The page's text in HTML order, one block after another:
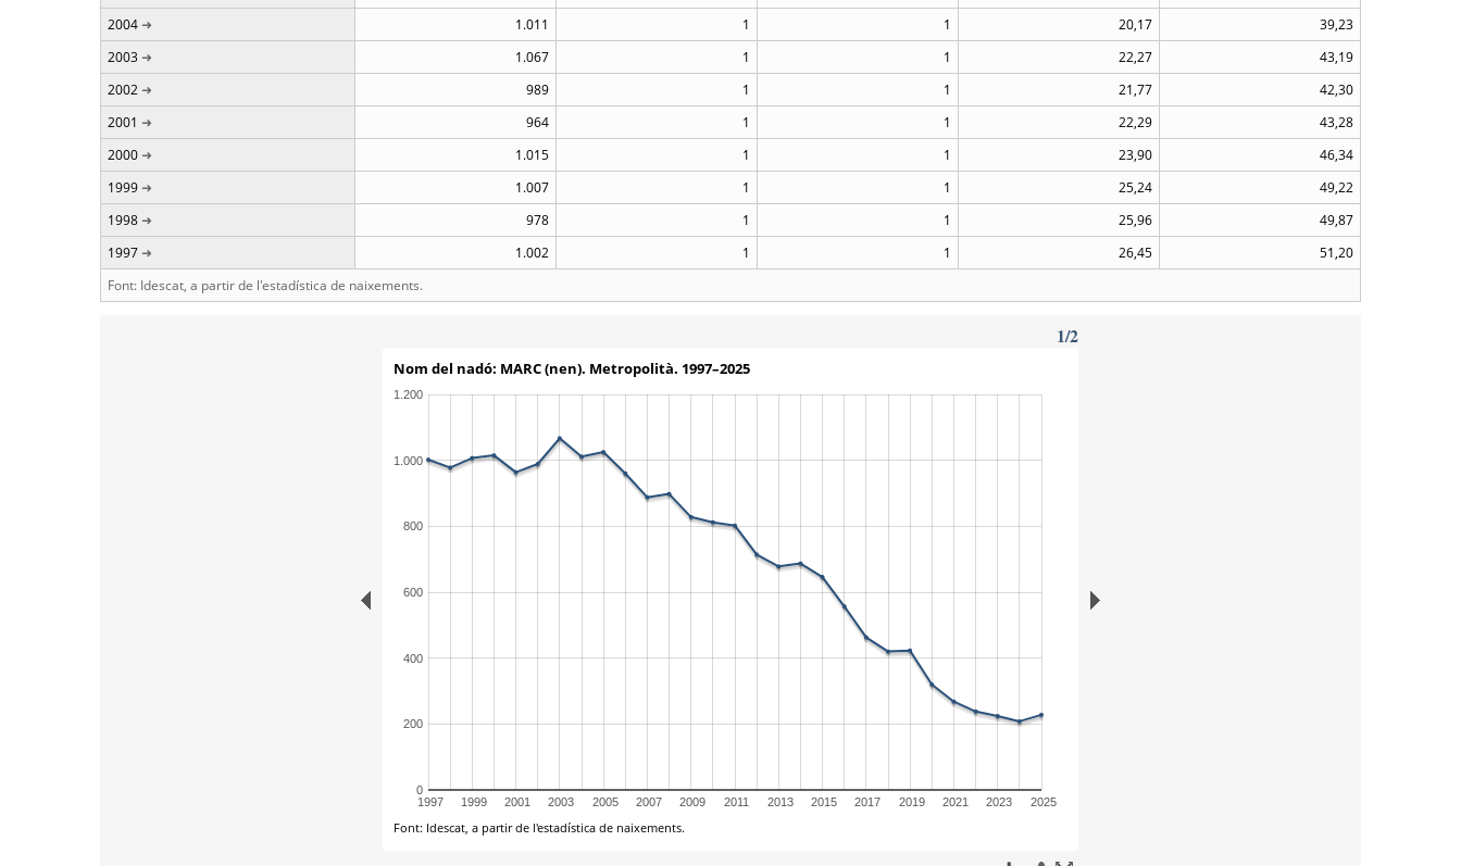
2004
1.011 1 1 20,17
39,23
2003
1.067 1 1 22,27
43,19
2002
989 1 1 21,77
42,30
2001
964 1 1 22,29
43,28
2000
1.015 1 1 23,90
46,34
1999
1.007 1 1 25,24
49,22
1998
978 1 1 25,96
49,87
1997
1.002 1 1 26,45
51,20
Font: Idescat, a partir de l'estadística de naixements.